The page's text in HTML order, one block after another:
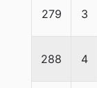
279 3
288 4